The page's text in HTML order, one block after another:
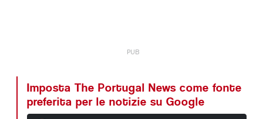
Imposta The Portugal News come fonte
preferita per le notizie su Google